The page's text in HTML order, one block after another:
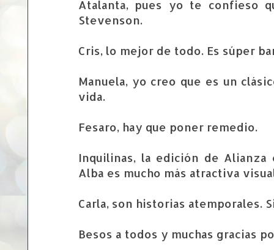
Atalanta, pues yo te confieso
Stevenson.
Cris, lo mejor de todo. Es súper
Manuela, yo creo que es un
vida.
Fesaro, hay que poner remedio.
Inquilinas, la edición de Alianza
Alba es mucho más atractiva
Carla, son historias atemporales.
Besos a todos y muchas gracias